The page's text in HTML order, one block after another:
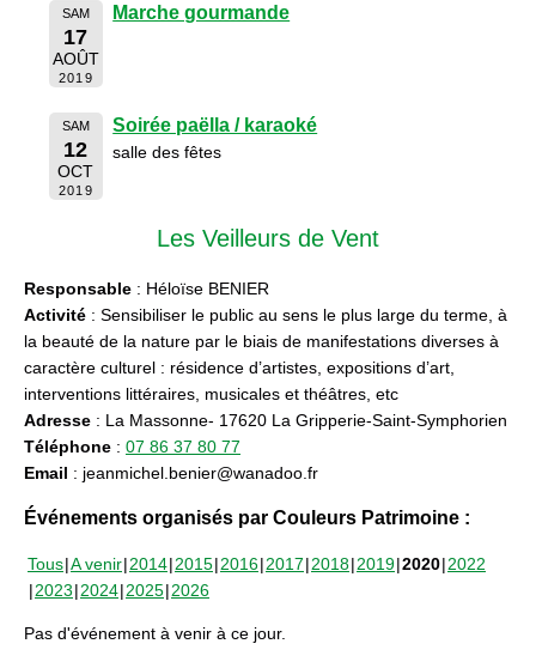
SAM
17
AOÛT
2019
Marche gourmande
SAM
12
OCT
2019
Soirée paëlla / karaoké
salle des fêtes
Les Veilleurs de Vent
Responsable : Héloïse BENIER
Activité : Sensibiliser le public au sens le plus large du terme, à
la beauté de la nature par le biais de manifestations diverses à
caractère culturel : résidence d’artistes, expositions d’art,
interventions littéraires, musicales et théâtres, etc
Adresse : La Massonne- 17620 La Gripperie-Saint-Symphorien
Téléphone : 07 86 37 80 77
Email : jeanmichel.benier@wanadoo.fr
Événements organisés par Couleurs Patrimoine :
Tous A venir 2014 2015 2016 2017 2018 2019 2020 2022
2023 2024 2025 2026
Pas d'événement à venir à ce jour.